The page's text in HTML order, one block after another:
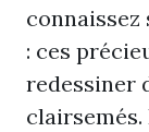
: ces
redessiner
clairsemés.